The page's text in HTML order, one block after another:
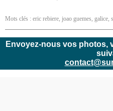
Mots clés : eric rebiere, joao guemes, galice,
Envoyez-nous vos photos,